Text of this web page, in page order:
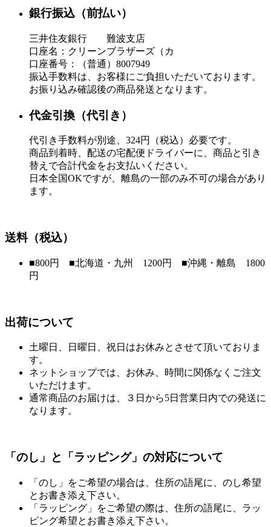
銀行振込（前払い）
三井住友銀行 難波支店
口座名：クリーンブラザーズ（カ
口座番号：（普通）8007949
振込手数料は、お客様にご負担いただいております。
お振り込み確認後の商品発送となります。
代金引換（代引き）
代引き手数料が別途、324円（税込）必要です。
商品到着時、配送の宅配便ドライバーに、商品と引き
替えで合計代金をお支払いください。
日本全国OKですが、離島の一部のみ不可の場合があり
ます。
送料（税込）
■800円 ■北海道・九州 1200円 ■沖縄・離島 1800
円
出荷について
土曜日、日曜日、祝日はお休みとさせて頂いておりま
す。
ネットショップでは、お休み、時間に関係なくご注文
いただけます。
通常商品のお届けは、３日から5日営業日内での発送に
なります。
「のし」と「ラッピング」の対応について
「のし」をご希望の場合は、住所の語尾に、のし希望
とお書き添え下さい。
「ラッピング」をご希望の際は、住所の語尾に、ラッ
ピング希望とお書き添え下さい。